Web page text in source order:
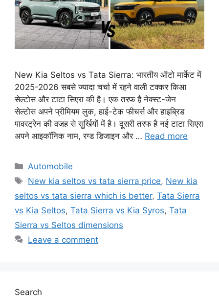
New Kia Seltos vs Tata Sierra: भारतीय ऑटो मार्केट में
2025-2026 सबसे ज्यादा चर्चा में रहने वाली टक्कर किआ
सेल्टोस और टाटा सिएरा की है। एक तरफ है नेक्स्ट-जेन
सेल्टोस अपने प्रीमियम लुक, हाई-टेक फीचर्स और हाइब्रिड
पावरट्रेन की वजह से सुर्खियों में है। दूसरी तरफ है नई टाटा सिएरा
अपने आइकॉनिक नाम, रग्ड डिजाइन और … Read more
Categories
Automobile
Tags
New kia seltos vs tata sierra price, New kia
seltos vs tata sierra which is better, Tata Sierra
vs Kia Seltos, Tata Sierra vs Kia Syros, Tata
Sierra vs Seltos dimensions
Leave a comment
Search